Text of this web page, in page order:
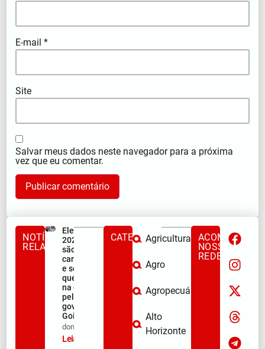
E-mail*
Site
Salvar meus dados neste navegador para a próxima
vez que eu comentar.
NOTÍCIAS
RELACIONADAS
Eleições
2026: quem
são os seis
candidatos
e seus vices
que entram
na disputa
pelo
governo de
Goiás.
dom/08/2026
Leia mais »
CATEGORIASAgricultura
Agro
Agropecuária
Alto
Horizonte
ACOMPANHE
NOSSAS
REDES